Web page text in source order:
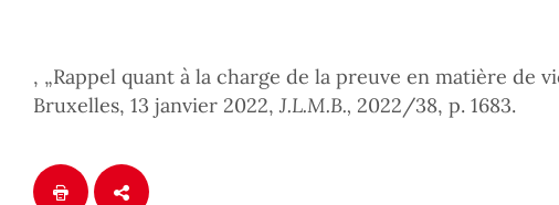
, „Rappel quant à la charge de la preuve en matière de
Bruxelles, 13 janvier 2022, J.L.M.B., 2022/38, p. 1683.